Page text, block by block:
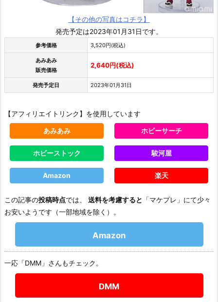
【その他の写真はコチラ】
発売予定は2023年01月31日です。
参考価格 3,520円(税込)
あみあみ
販売価格
2,640円(税込)
発売予定日 2023年01月31日
【アフィリエイトリンク】を使用しています
あみあみ ホビーサーチ
ホビーストック 駿河屋
Amazon 楽天
この記事の投稿時点では、 送料を考慮すると 「マケプレ」にて少々
お安いようです（一部地域を除く）。
Amazon
一応「DMM」さんもチェック。
DMM